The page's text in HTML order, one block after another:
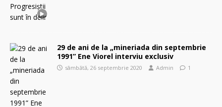
29 de ani de la „mineriada din septembrie
1991” Ene Viorel interviu exclusiv
sâmbătă, 26 septembrie 2020 Admin 1